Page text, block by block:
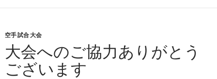
空手 試合 大会
大会へのご協力ありがとう
ございます